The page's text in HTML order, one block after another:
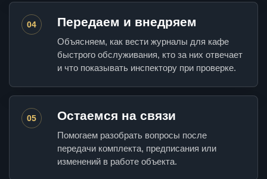
04 Передаем и внедряем
Объясняем, как вести журналы для кафе
быстрого обслуживания, кто за них отвечает
и что показывать инспектору при проверке.
05 Остаемся на связи
Помогаем разобрать вопросы после
передачи комплекта, предписания или
изменений в работе объекта.